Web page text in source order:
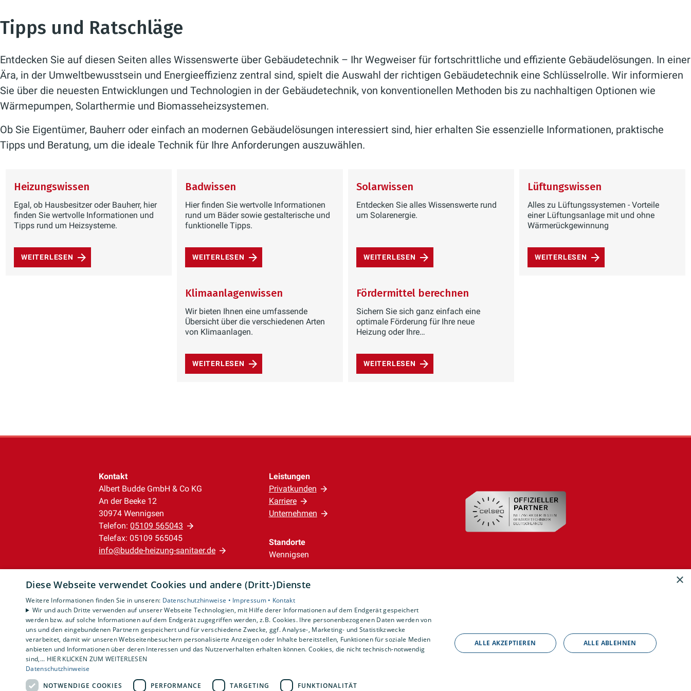
Tipps und Ratschläge
Entdecken Sie auf diesen Seiten alles Wissenswerte über Gebäudetechnik – Ihr Wegweiser für fortschrittliche und effiziente Gebäudelösungen. In einer
Ära, in der Umweltbewusstsein und Energieeffizienz zentral sind, spielt die Auswahl der richtigen Gebäudetechnik eine Schlüsselrolle. Wir informieren
Sie über die neuesten Entwicklungen und Technologien in der Gebäudetechnik, von konventionellen Methoden bis zu nachhaltigen Optionen wie
Wärmepumpen, Solarthermie und Biomasseheizsystemen.
Ob Sie Eigentümer, Bauherr oder einfach an modernen Gebäudelösungen interessiert sind, hier erhalten Sie essenzielle Informationen, praktische
Tipps und Beratung, um die ideale Technik für Ihre Anforderungen auszuwählen.
Heizungswissen
Egal, ob Hausbesitzer oder Bauherr, hier
finden Sie wertvolle Informationen und
Tipps rund um Heizsysteme.
WEITERLESEN
Badwissen
Hier finden Sie wertvolle Informationen
rund um Bäder sowie gestalterische und
funktionelle Tipps.
WEITERLESEN
Solarwissen
Entdecken Sie alles Wissenswerte rund
um Solarenergie.
WEITERLESEN
Lüftungswissen
Alles zu Lüftungssystemen - Vorteile
einer Lüftungsanlage mit und ohne
Wärmerückgewinnung
WEITERLESEN
Klimaanlagenwissen
Wir bieten Ihnen eine umfassende
Übersicht über die verschiedenen Arten
von Klimaanlagen.
WEITERLESEN
Fördermittel berechnen
Sichern Sie sich ganz einfach eine
optimale Förderung für Ihre neue
Heizung oder Ihre
WEITERLESEN
Kontakt
Albert Budde GmbH & Co KG
An der Beeke 12
30974 Wennigsen
Telefon: 05109 565043
Telefax: 05109 565045
info@budde-heizung-sanitaer.de
Unternehmen
AGB
Datenschutz
Impressum
Barrierefreiheitserklärung
Leistungen
Privatkunden
Karriere
Unternehmen
Standorte
Wennigsen
×
Diese Webseite verwendet Cookies und andere (Dritt-)Dienste
Weitere Informationen finden Sie in unseren: Datenschutzhinweise • Impressum • Kontakt
Wir und auch Dritte verwenden auf unserer Webseite Technologien, mit Hilfe derer Informationen auf dem Endgerät gespeichert
werden bzw. auf solche Informationen auf dem Endgerät zugegriffen werden, z.B. Cookies. Ihre personenbezogenen Daten werden von
uns und den eingebundenen Partnern gespeichert und für verschiedene Zwecke, ggf. Analyse-, Marketing- und Statistikzwecke
verarbeitet, damit wir unseren Webseitenbesuchern personalisierte Anzeigen oder Inhalte bereitstellen, Funktionen für soziale Medien
anbieten und Informationen über deren Interessen und das Nutzerverhalten erhalten können. Cookies, die nicht technisch-notwendig
sind,... HIER KLICKEN ZUM WEITERLESEN
Datenschutzhinweise
NOTWENDIGE COOKIES
PERFORMANCE TARGETING FUNKTIONALITÄT
ALLE AKZEPTIEREN ALLE ABLEHNEN